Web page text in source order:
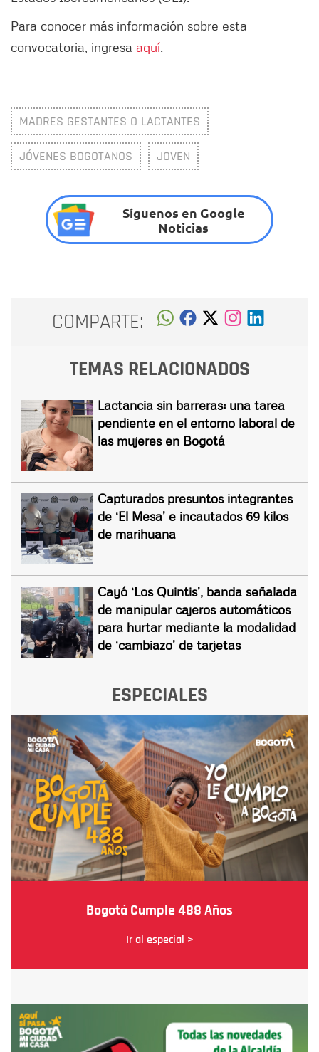
Para conocer más información sobre esta
convocatoria, ingresa aquí.
MADRES GESTANTES O LACTANTES
JÓVENES BOGOTANOS JOVEN
Síguenos en Google
Noticias
COMPARTE:
TEMAS RELACIONADOS
Lactancia sin barreras: una tarea
pendiente en el entorno laboral de
las mujeres en Bogotá
Capturados presuntos integrantes
de ‘El Mesa’ e incautados 69 kilos
de marihuana
Cayó ‘Los Quintis’, banda señalada
de manipular cajeros automáticos
para hurtar mediante la modalidad
de ‘cambiazo’ de tarjetas
ESPECIALES
Bogotá Cumple 488 Años
Ir al especial >